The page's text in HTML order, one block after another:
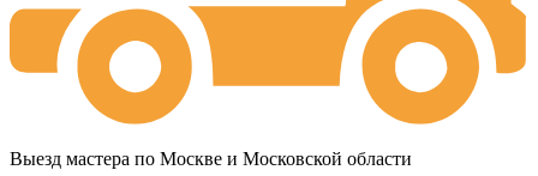
Выезд мастера по Москве и Московской области